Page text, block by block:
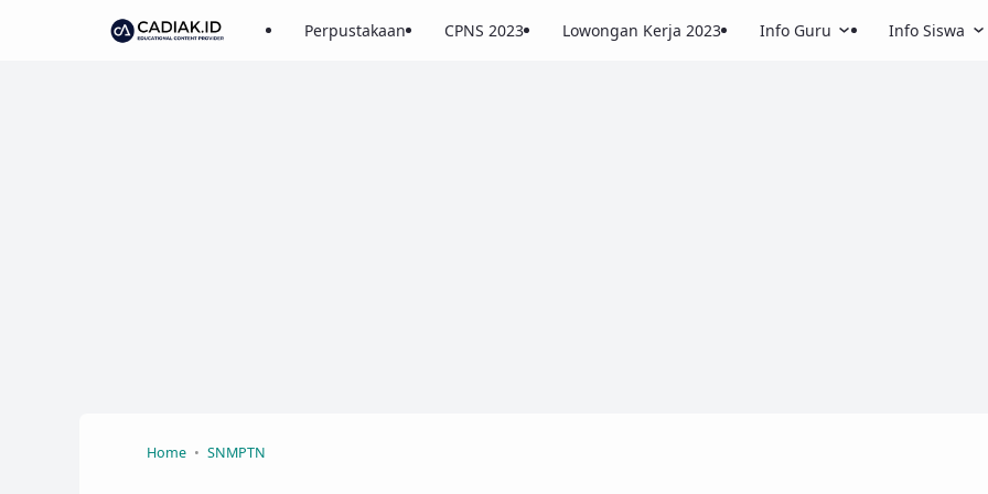
Perpustakaan CPNS 2023 Lowongan Kerja 2023 Info Guru Info Siswa
Home SNMPTN